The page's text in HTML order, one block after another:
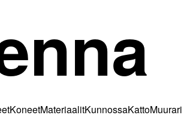
KoneetMateriaalitKunnossaKattoMuurari